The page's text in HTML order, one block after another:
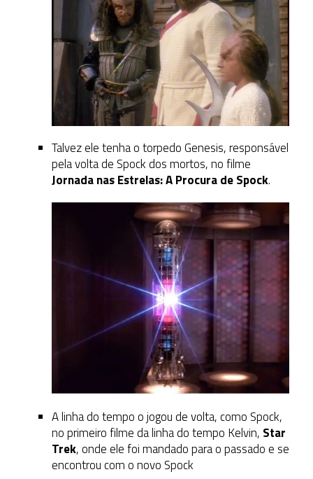
Talvez ele tenha o torpedo Genesis, responsável
pela volta de Spock dos mortos, no filme
Jornada nas Estrelas: A Procura de Spock.
A linha do tempo o jogou de volta, como Spock,
no primeiro filme da linha do tempo Kelvin, Star
Trek, onde ele foi mandado para o passado e se
encontrou com o novo Spock